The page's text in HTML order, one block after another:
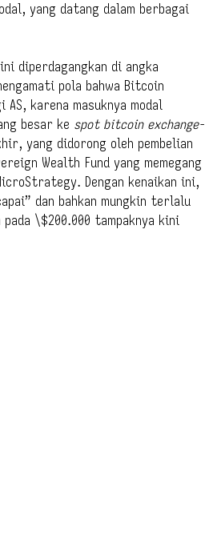
yang datang dalam berbagai
diperdagangkan di angka
pola bahwa Bitcoin
karena masuknya modal
besar ke spot bitcoin exchange-
yang didorong oleh pembelian
Wealth Fund yang memegang
Dengan kenaikan ini,
dan bahkan mungkin terlalu
\$200.000 tampaknya kini